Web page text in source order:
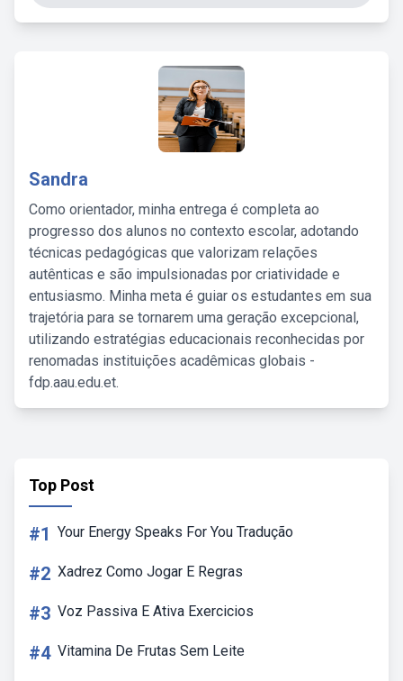
Sandra
Como orientador, minha entrega é completa ao
progresso dos alunos no contexto escolar, adotando
técnicas pedagógicas que valorizam relações
autênticas e são impulsionadas por criatividade e
entusiasmo. Minha meta é guiar os estudantes em sua
trajetória para se tornarem uma geração excepcional,
utilizando estratégias educacionais reconhecidas por
renomadas instituições acadêmicas globais -
fdp.aau.edu.et.
Top Post
#1 Your Energy Speaks For You Tradução
#2 Xadrez Como Jogar E Regras
#3 Voz Passiva E Ativa Exercicios
#4 Vitamina De Frutas Sem Leite